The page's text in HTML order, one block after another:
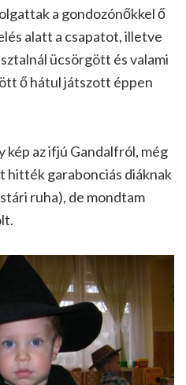
a gondozónőkkel ő
alatt a csapatot, illetve
ücsörgött és valami
ő hátul játszott éppen
az ifjú Gandalfról, még
hitték garabonciás diáknak
ruha), de mondtam